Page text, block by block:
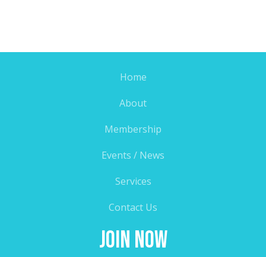
Home
About
Membership
Events / News
Services
Contact Us
Join Now